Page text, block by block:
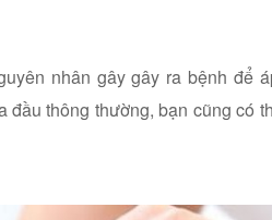
nhân gây gây ra bệnh để
thông thường, bạn cũng có